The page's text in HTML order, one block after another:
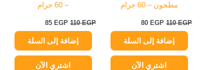
مطحون – 60 جرام
110EGP
80 EGP
إضافة إلى السلة
اشتري الآن
– 60 جرام
110EGP
85 EGP
إضافة إلى السلة
اشتري الآن